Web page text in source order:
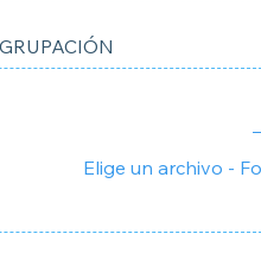
Elige un archivo -